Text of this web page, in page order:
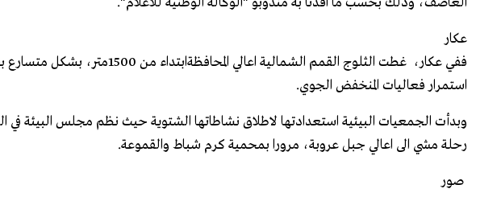
عكار
ففي عكار، غطت الثلوج القمم الشمالية اعالي المحافظةابتداء من
استمرار فعاليات المنخفض الجوي.
وبدأت الجمعيات البيئية استعدادتها لاطلاق نشاطاتها الشتوية حيث نظم مجلس البيئة في
رحلة مشي الى اعالي جبل عروبة، مرورا بمحمية كرم شباط والقموعة.
صور